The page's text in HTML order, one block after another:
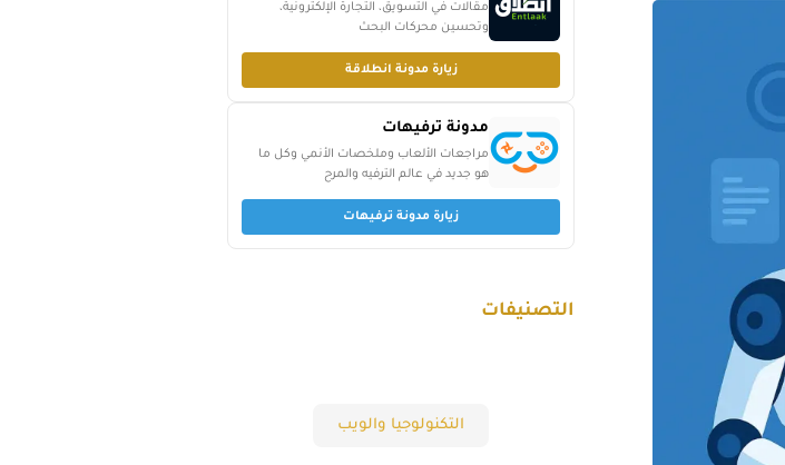
مقالات في التسويق، التجارة الإلكترونية،
وتحسين محركات البحث
زيارة مدونة انطلاقة
مدونة ترفيهات
مراجعات الألعاب وملخصات الأنمي وكل ما
هو جديد في عالم الترفيه والمرح
زيارة مدونة ترفيهات
التصنيفات
التكنولوجيا والويب